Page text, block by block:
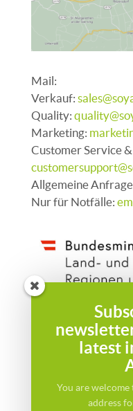
Mail:
Verkauf:
Quality:
Marketing:
Customer Service
Allgemeine
Nur für Notfälle:
latest
You are
address